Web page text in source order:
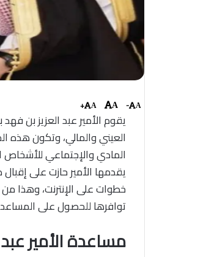
A
-
A
A
+
يقوم الأمير عبد العزيز بن
العيني والمالي، وتكون هذه
المادي والإجتماعي للأشخاص
يقدمها الأمير حازت على
خطوات على الإنترنت، وهذا
توافرها للحصول على
مساعدة الأمير